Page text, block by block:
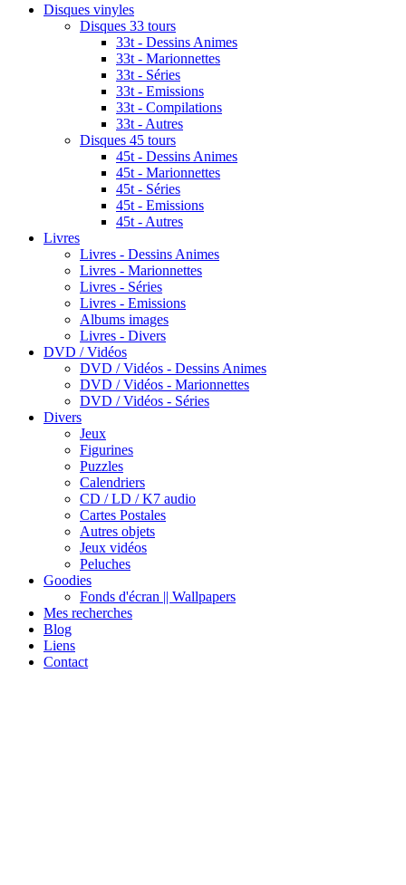
Disques vinyles
Disques 33 tours
33t - Dessins Animes
33t - Marionnettes
33t - Séries
33t - Emissions
33t - Compilations
33t - Autres
Disques 45 tours
45t - Dessins Animes
45t - Marionnettes
45t - Séries
45t - Emissions
45t - Autres
Livres
Livres - Dessins Animes
Livres - Marionnettes
Livres - Séries
Livres - Emissions
Albums images
Livres - Divers
DVD / Vidéos
DVD / Vidéos - Dessins Animes
DVD / Vidéos - Marionnettes
DVD / Vidéos - Séries
Divers
Jeux
Figurines
Puzzles
Calendriers
CD / LD / K7 audio
Cartes Postales
Autres objets
Jeux vidéos
Peluches
Goodies
Fonds d'écran || Wallpapers
Mes recherches
Blog
Liens
Contact